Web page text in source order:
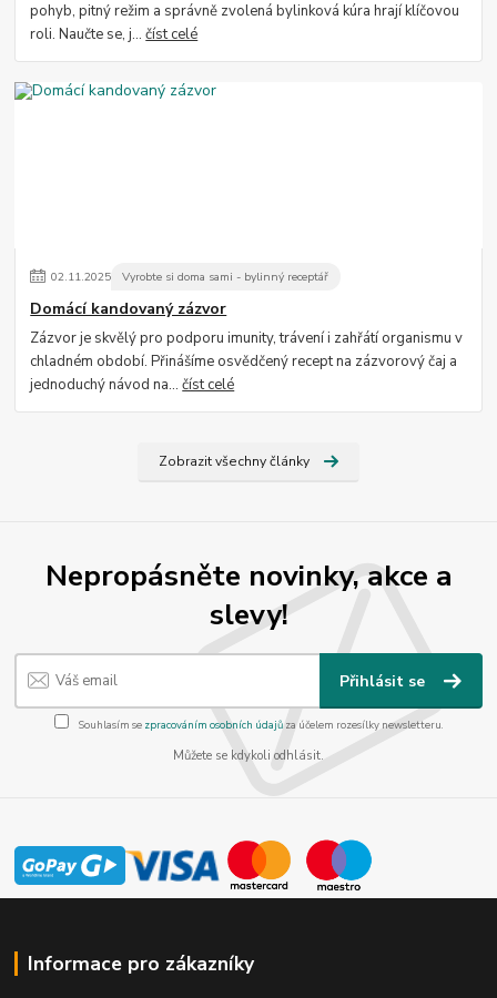
pohyb, pitný režim a správně zvolená bylinková kúra hrají klíčovou
roli. Naučte se, j...číst celé
02.11.2025 Vyrobte si doma sami - bylinný receptář
Domácí kandovaný zázvor
Zázvor je skvělý pro podporu imunity, trávení i zahřátí organismu v
chladném období. Přinášíme osvědčený recept na zázvorový čaj a
jednoduchý návod na...číst celé
Zobrazit všechny články
Nepropásněte novinky, akce a
slevy!
Přihlásit se
Souhlasím se zpracováním osobních údajůza účelem rozesílky newsletteru.
Můžete se kdykoli odhlásit.
Informace pro zákazníky